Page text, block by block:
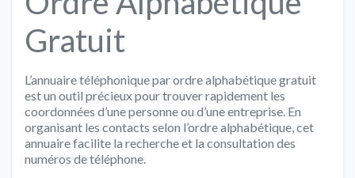
Gratuit
L’annuaire téléphonique par ordre alphabétique gratuit
est un outil précieux pour trouver rapidement les
coordonnées d’une personne ou d’une entreprise. En
organisant les contacts selon l’ordre alphabétique, cet
annuaire facilite la recherche et la consultation des
numéros de téléphone.